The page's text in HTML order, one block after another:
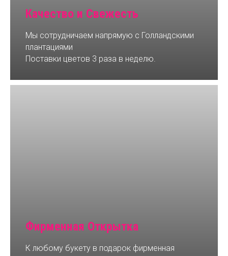
Качество и Свежесть
Мы сотрудничаем напрямую с Голландскими
плантациями
Поставки цветов 3 раза в неделю.
Фирменная Открытка
К любому букету в подарок фирменная